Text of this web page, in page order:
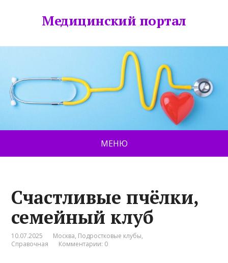
Медицинский портал
МЕНЮ
Счастливые пчёлки,
семейный клуб
10.07.2025 Москва, Подростковые клубы,
Справочная
Комментарии: 0